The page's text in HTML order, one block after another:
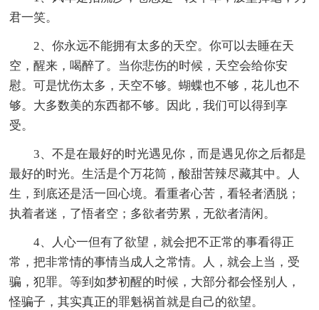
君一笑。
2、你永远不能拥有太多的天空。你可以去睡在天
空，醒来，喝醉了。当你悲伤的时候，天空会给你安
慰。可是忧伤太多，天空不够。蝴蝶也不够，花儿也不
够。大多数美的东西都不够。因此，我们可以得到享
受。
3、不是在最好的时光遇见你，而是遇见你之后都是
最好的时光。生活是个万花筒，酸甜苦辣尽藏其中。人
生，到底还是活一回心境。看重者心苦，看轻者洒脱；
执着者迷，了悟者空；多欲者劳累，无欲者清闲。
4、人心一但有了欲望，就会把不正常的事看得正
常，把非常情的事情当成人之常情。人，就会上当，受
骗，犯罪。等到如梦初醒的时候，大部分都会怪别人，
怪骗子，其实真正的罪魁祸首就是自己的欲望。